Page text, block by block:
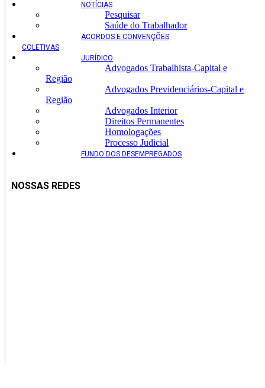
NOTÍCIAS
Pesquisar
Saúde do Trabalhador
ACORDOS E CONVENÇÕES
COLETIVAS
JURÍDICO
Advogados Trabalhista-Capital e
Região
Advogados Previdenciários-Capital e
Região
Advogados Interior
Direitos Permanentes
Homologações
Processo Judicial
FUNDO DOS DESEMPREGADOS
NOSSAS REDES